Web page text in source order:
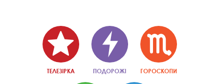
ТЕЛЕЗІРКА ПОДОРОЖІ ГОРОСКОПИ